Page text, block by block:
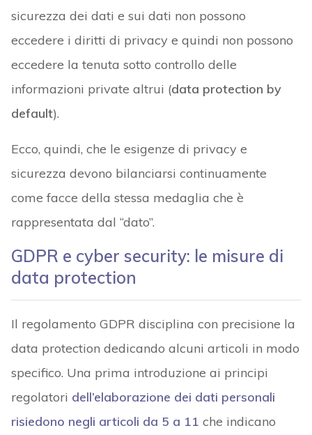
sicurezza dei dati e sui dati non possono
eccedere i diritti di privacy e quindi non possono
eccedere la tenuta sotto controllo delle
informazioni private altrui (data protection by
default).
Ecco, quindi, che le esigenze di privacy e
sicurezza devono bilanciarsi continuamente
come facce della stessa medaglia che è
rappresentata dal “dato”.
GDPR e cyber security: le misure di
data protection
Il regolamento GDPR disciplina con precisione la
data protection dedicando alcuni articoli in modo
specifico. Una prima introduzione ai principi
regolatori dell’elaborazione dei dati personali
risiedono negli articoli da 5 a 11 che indicano